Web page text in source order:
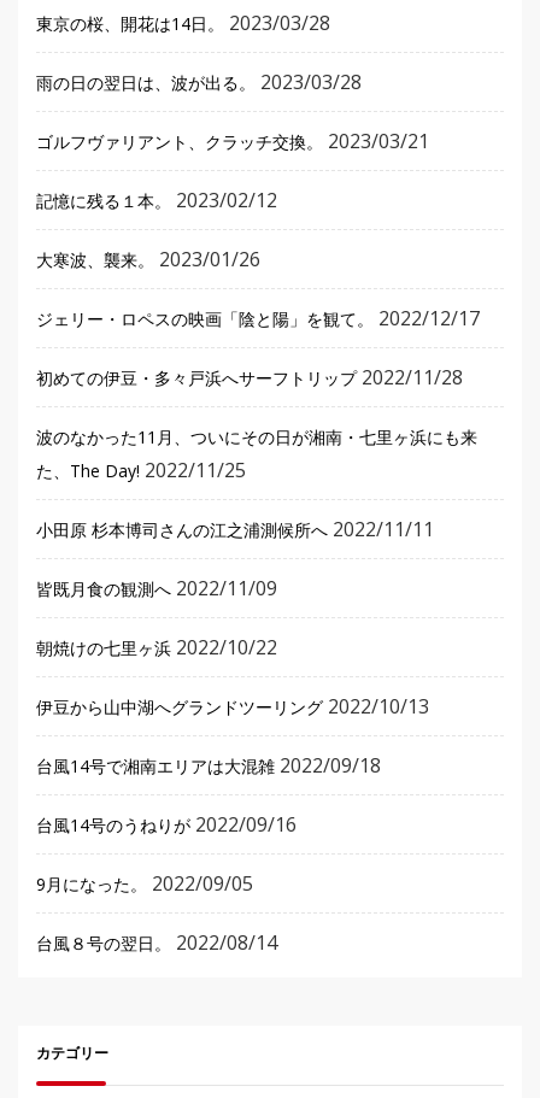
東京の桜、開花は14日。 2023/03/28
雨の日の翌日は、波が出る。 2023/03/28
ゴルフヴァリアント、クラッチ交換。 2023/03/21
記憶に残る１本。 2023/02/12
大寒波、襲来。 2023/01/26
ジェリー・ロペスの映画「陰と陽」を観て。 2022/12/17
初めての伊豆・多々戸浜へサーフトリップ 2022/11/28
波のなかった11月、ついにその日が湘南・七里ヶ浜にも来
た、The Day! 2022/11/25
小田原 杉本博司さんの江之浦測候所へ 2022/11/11
皆既月食の観測へ 2022/11/09
朝焼けの七里ヶ浜 2022/10/22
伊豆から山中湖へグランドツーリング 2022/10/13
台風14号で湘南エリアは大混雑 2022/09/18
台風14号のうねりが 2022/09/16
9月になった。 2022/09/05
台風８号の翌日。 2022/08/14
カテゴリー